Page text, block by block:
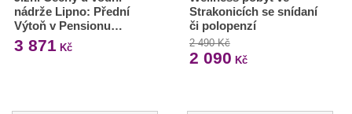
nádrže Lipno: Přední
Výtoň v Pensionu…
3 871 Kč
Strakonicích se snídaní
či polopenzí
2 490 Kč
2 090 Kč